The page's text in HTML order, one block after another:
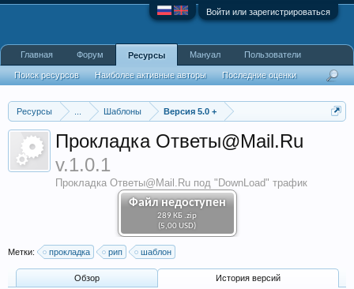
Войти или зарегистрироваться
Ресурсы Шаблоны Версия 5.0 +
Файл недоступен
289 КБ .zip
(5,00 USD)
Прокладка Ответы@Mail.Ru
v.1.0.1
Прокладка Ответы@Mail.Ru под "DownLoad" трафик
Метки: прокладка рип шаблон
Обзoр История версий
Главная Форум Ресурсы
Поиск ресурсов Наиболее активные авторы Последние оценки
Мануал Пользователи